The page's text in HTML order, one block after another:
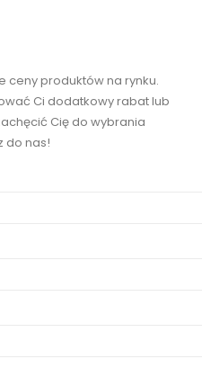
ceny produktów na rynku.
Ci dodatkowy rabat lub
Cię do wybrania
do nas!